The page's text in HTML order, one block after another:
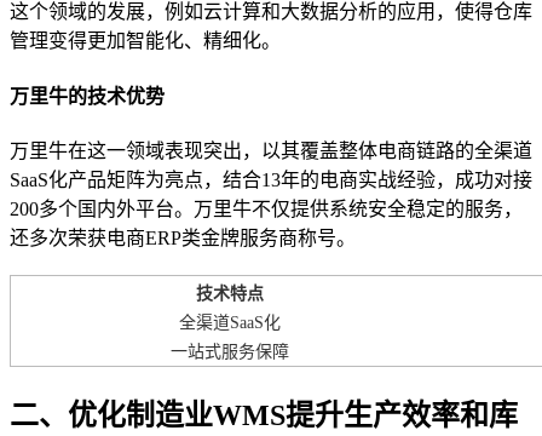
这个领域的发展，例如云计算和大数据分析的应用，使得仓库
管理变得更加智能化、精细化。
万里牛的技术优势
万里牛在这一领域表现突出，以其覆盖整体电商链路的全渠道
SaaS化产品矩阵为亮点，结合13年的电商实战经验，成功对接
200多个国内外平台。万里牛不仅提供系统安全稳定的服务，
还多次荣获电商ERP类金牌服务商称号。
技术特点
全渠道SaaS化
一站式服务保障
二、优化制造业WMS提升生产效率和库